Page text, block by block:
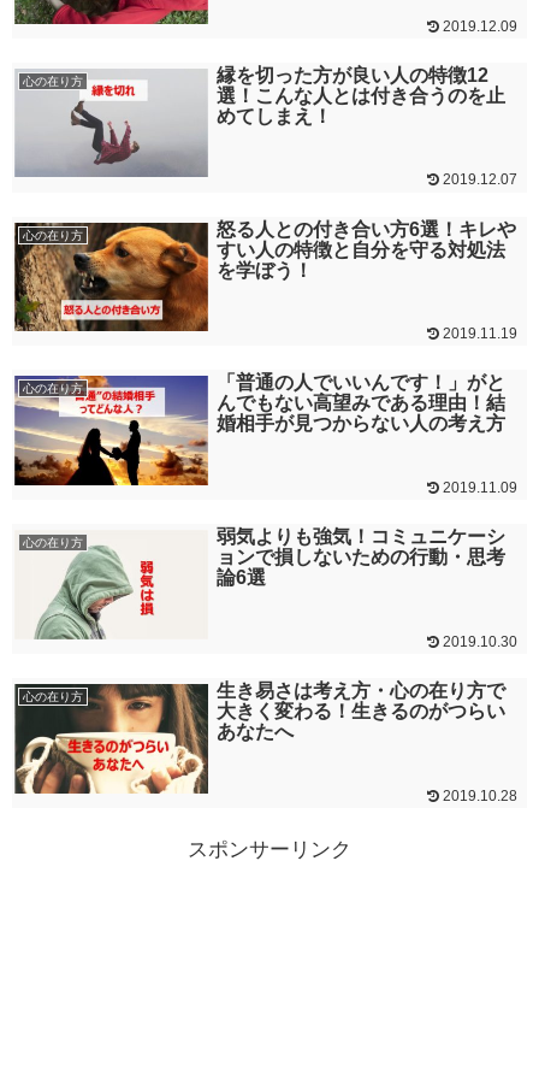
2019.12.09
心の在り方
縁を切った方が良い人の特徴12
選！こんな人とは付き合うのを止
めてしまえ！
2019.12.07
心の在り方
怒る人との付き合い方6選！キレや
すい人の特徴と自分を守る対処法
を学ぼう！
2019.11.19
心の在り方
「普通の人でいいんです！」がと
んでもない高望みである理由！結
婚相手が見つからない人の考え方
2019.11.09
心の在り方
弱気よりも強気！コミュニケーシ
ョンで損しないための行動・思考
論6選
2019.10.30
心の在り方
生き易さは考え方・心の在り方で
大きく変わる！生きるのがつらい
あなたへ
2019.10.28
スポンサーリンク